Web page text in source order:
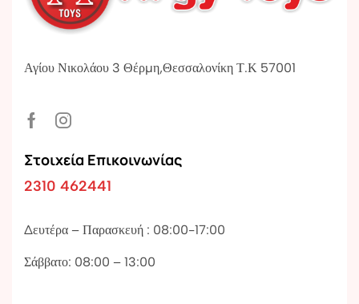
Αγίου Νικολάου 3 Θέρμη,Θεσσαλονίκη Τ.Κ 57001
Στοιχεία Επικοινωνίας
2310 462441
Δευτέρα – Παρασκευή : 08:00-17:00
Σάββατο: 08:00 – 13:00